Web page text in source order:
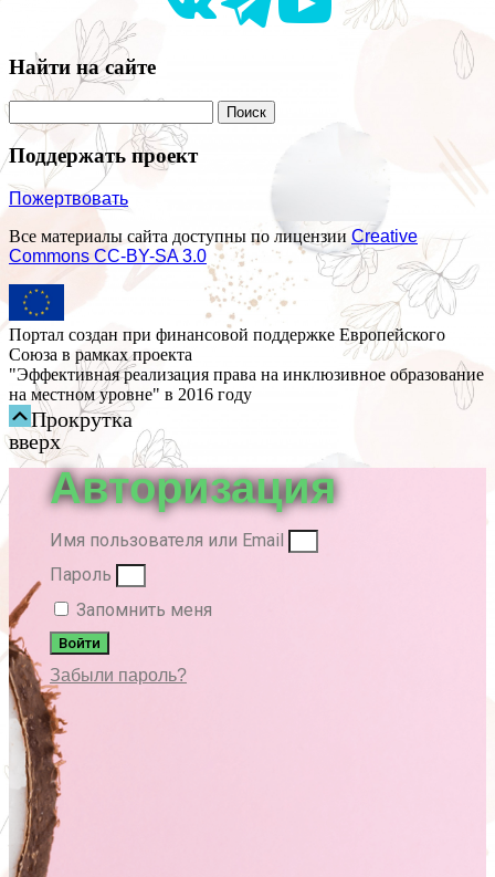
Найти на сайте
Поддержать проект
Пожертвовать
Все материалы сайта доступны по лицензии Creative
Commons СС-BY-SA 3.0
Портал создан при финансовой поддержке Европейского
Союза в рамках проекта
"Эффективная реализация права на инклюзивное образование
на местном уровне" в 2016 году
Прокрутка
вверх
Авторизация
Имя пользователя или Email
Пароль
Запомнить меня
Войти
Забыли пароль?